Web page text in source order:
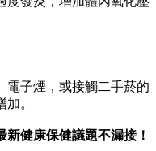
電子煙，或接觸二手菸的
。
新健康保健議題不漏接！